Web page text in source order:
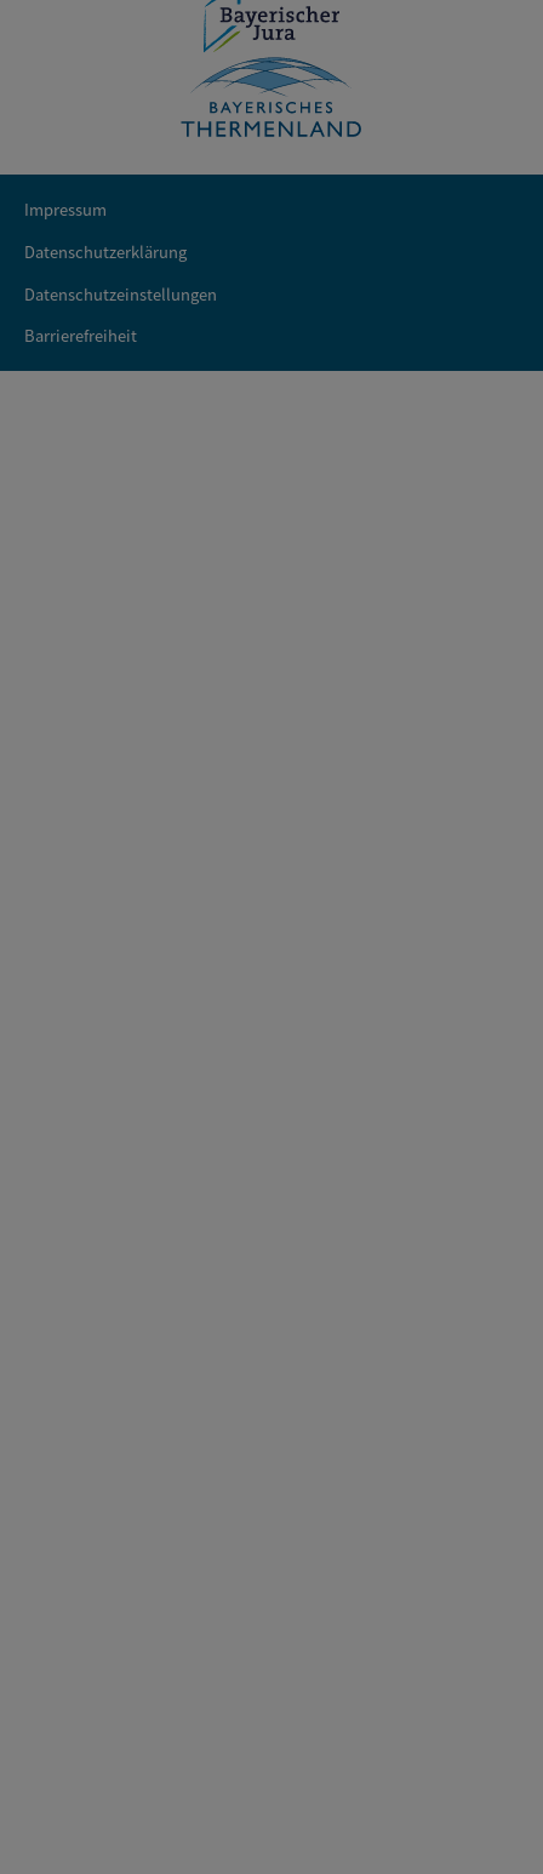
Impressum
Datenschutzerklärung
Datenschutzeinstellungen
Barrierefreiheit